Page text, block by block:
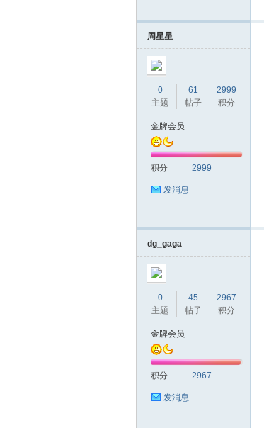
周星星
0
主题
61
帖子
2999
积分
金牌会员
积分 2999
发消息
dg_gaga
0
主题
45
帖子
2967
积分
金牌会员
积分 2967
发消息